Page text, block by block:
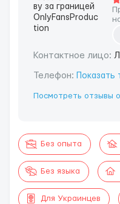
Контактное лицо:
Телефон:
Посмотреть
Без опыта
Без языка
Для Украинцев